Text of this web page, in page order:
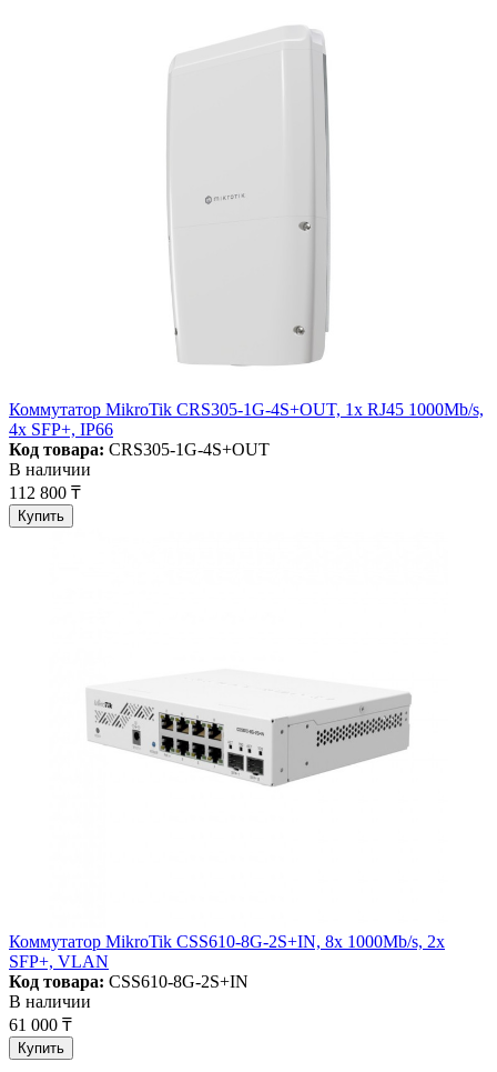
Коммутатор MikroTik CRS305-1G-4S+OUT, 1x RJ45 1000Mb/s,
4x SFP+, IP66
Код товара: CRS305-1G-4S+OUT
В наличии
112 800 ₸
Купить
Коммутатор MikroTik CSS610-8G-2S+IN, 8x 1000Mb/s, 2x
SFP+, VLAN
Код товара: CSS610-8G-2S+IN
В наличии
61 000 ₸
Купить